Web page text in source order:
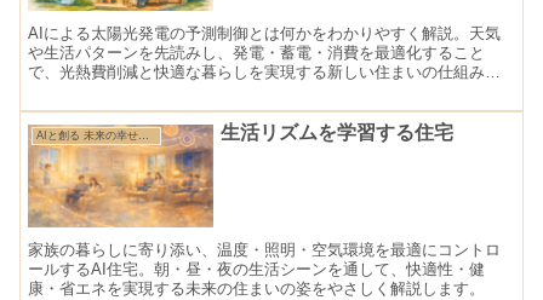
AIによる太陽光発電の予測制御とは何かをわかりやすく解説。天気
や生活パターンを先読みし、発電・蓄電・消費を最適化すること
で、光熱費削減と快適な暮らしを実現する新しい住まいの仕組みを
AIと創る 未来の幸せ住まい 生活リズムを学習する住宅
家族の暮らしに寄り添い、温度・照明・空気環境を最適にコントロ
ールするAI住宅。朝・昼・夜の生活シーンを通して、快適性・健
康・省エネを実現する未来の住まいの姿をやさしく解説します。